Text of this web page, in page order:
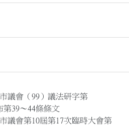
議會（99）議法研字第
第39～44條條文
議會第10屆第17次臨時大會第